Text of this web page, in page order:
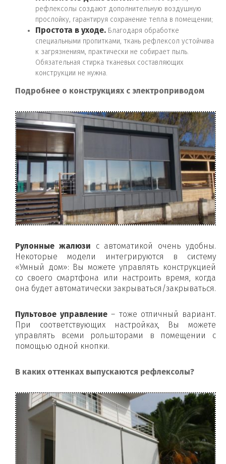
рефлексолы создают дополнительную воздушную
прослойку, гарантируя сохранение тепла в помещении;
Простота в уходе. Благодаря обработке
специальными пропитками, ткань рефлексол устойчива
к загрязнениям, практически не собирает пыль.
Обязательная стирка тканевых составляющих
конструкции не нужна.
Подробнее о конструкциях с электроприводом
Рулонные жалюзи с автоматикой очень удобны.
Некоторые модели интегрируются в систему
«Умный дом»: Вы можете управлять конструкцией
со своего смартфона или настроить время, когда
она будет автоматически закрываться/закрываться.
Пультовое управление– тоже отличный вариант.
При соответствующих настройках, Вы можете
управлять всеми рольшторами в помещении с
помощью одной кнопки.
В каких оттенках выпускаются рефлексолы?